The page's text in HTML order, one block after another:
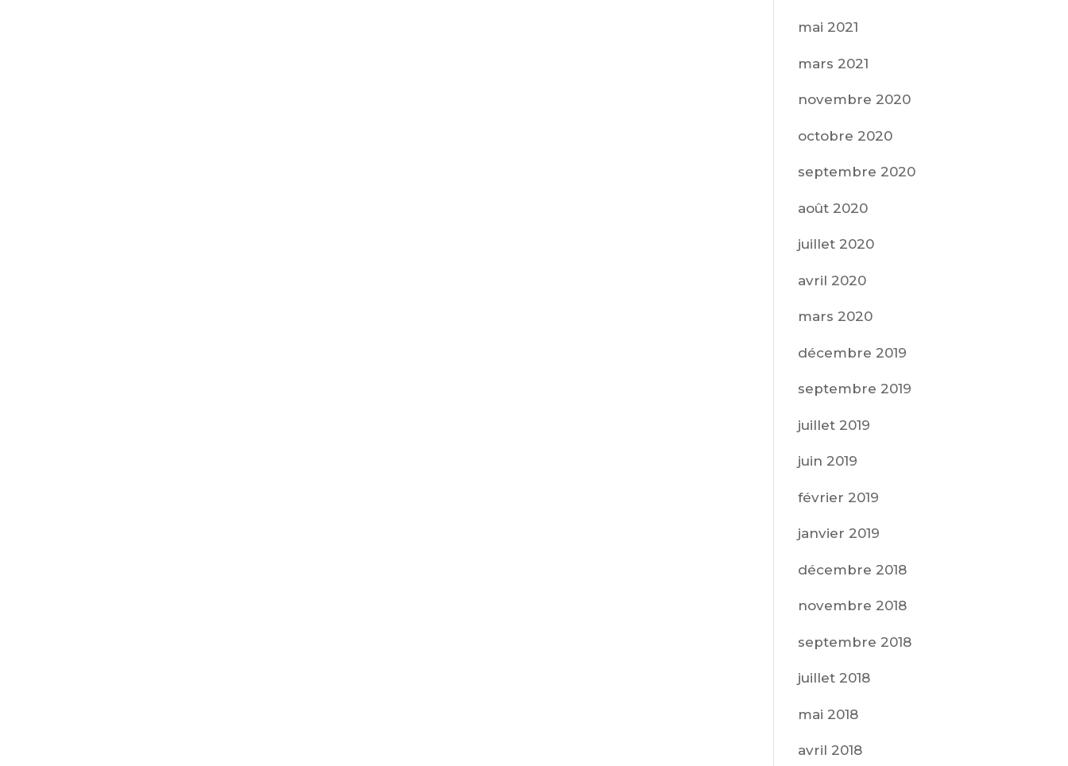
mai 2021
mars 2021
novembre 2020
octobre 2020
septembre 2020
août 2020
juillet 2020
avril 2020
mars 2020
décembre 2019
septembre 2019
juillet 2019
juin 2019
février 2019
janvier 2019
décembre 2018
novembre 2018
septembre 2018
juillet 2018
mai 2018
avril 2018